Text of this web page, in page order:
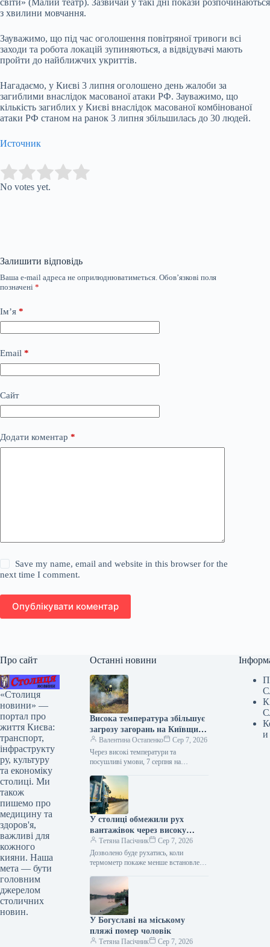
світи» (Малий театр). Зазвичай у такі дні покази розпочинаються
з хвилини мовчання.
Зауважимо, що під час оголошення повітряної тривоги всі
заходи та робота локацій зупиняються, а відвідувачі мають
пройти до найближчих укриттів.
Нагадаємо, у Києві 3 липня оголошено день жалоби за
загиблими внаслідок масованої атаки РФ. Зауважимо, що
кількість загиблих у Києві внаслідок масованої комбінованої
атаки РФ станом на ранок 3 липня збільшилась до 30 людей.
Источник
Rate this item:
No votes yet.
Залишити відповідь
Ваша e-mail адреса не оприлюднюватиметься. Обов’язкові поля
позначені *
Ім’я *
Email *
Сайт
Додати коментар *
Save my name, email and website in this browser for the
next time I comment.
Опублікувати коментар
Про сайт
«Столиця
новини» —
портал про
життя Києва:
транспорт,
інфраструкту
ру, культуру
та економіку
столиці. Ми
також
пишемо про
медицину та
здоров'я,
важливі для
кожного
кияни. Наша
мета — бути
головним
джерелом
столичних
новин.
Останні новини
Висока температура збільшує
загрозу загорань на Київщині:
метеорологи попередили про
найвищий клас небезпеки
Валентина Остапенко
Сер 7, 2026
Через високі температури та
посушливі умови, 7 серпня на
надзвичайний рівень пожежної
небезпеки. Від початку року в…
У столиці обмежили рух
вантажівок через високу
температуру
Тетяна Пасічник
Сер 7, 2026
Дозволено буде рухатись, коли
термометр покаже менше встановленої
вантажних автомобілів.…
У Богуславі на міському
пляжі помер чоловік
Тетяна Пасічник Сер 7, 2026
и